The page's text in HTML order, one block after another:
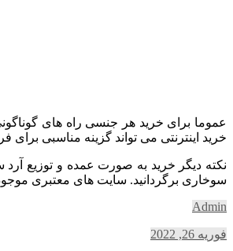
عموما برای خرید هر جنسی راه های
خرید اینترنتی می تواند گزینه مناسبی
نکته دیگر خرید به صورت عمده و توزیع
سوخاری برگردانید. سایت های معتبری
Admin
فوریه 26, 2022